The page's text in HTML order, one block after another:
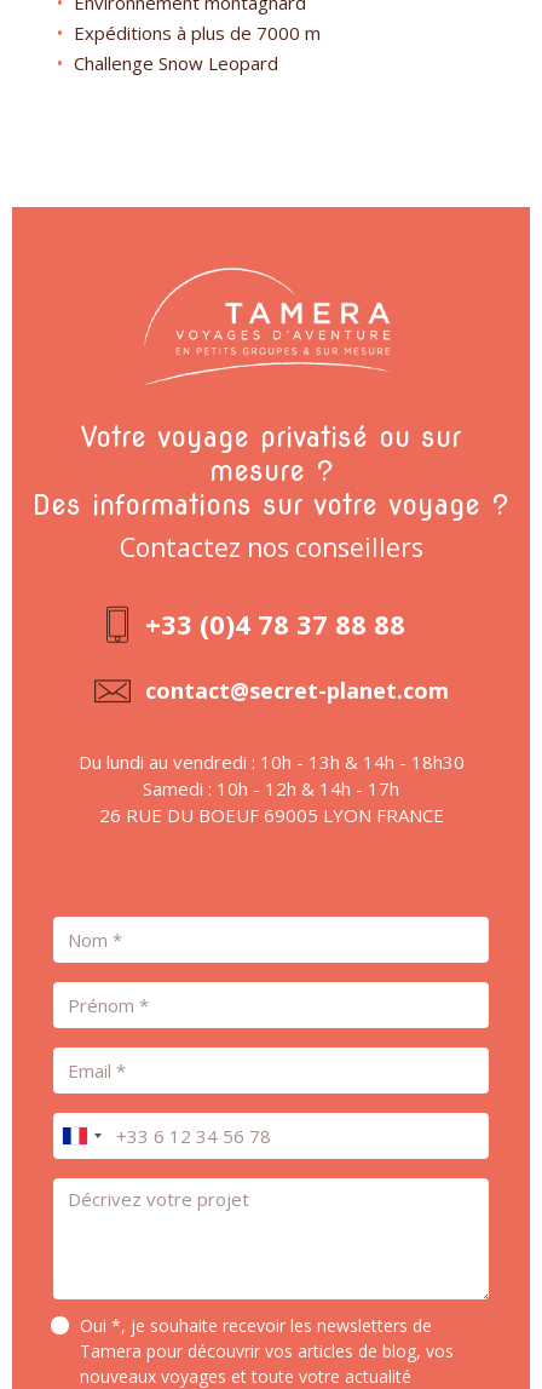
Expéditions à plus de 7000 m
Challenge Snow Leopard
Votre voyage privatisé ou sur
mesure ?
Des informations sur votre voyage ?
Contactez nos conseillers
+33 (0)4 78 37 88 88
contact@secret-planet.com
Du lundi au vendredi : 10h - 13h & 14h - 18h30
Samedi : 10h - 12h & 14h - 17h
26 RUE DU BOEUF 69005 LYON FRANCE
Nom
Prénom
Email
Téléphone
Message *
Oui *, je souhaite recevoir les newsletters de
Tamera pour découvrir vos articles de blog, vos
nouveaux voyages et toute votre actualité